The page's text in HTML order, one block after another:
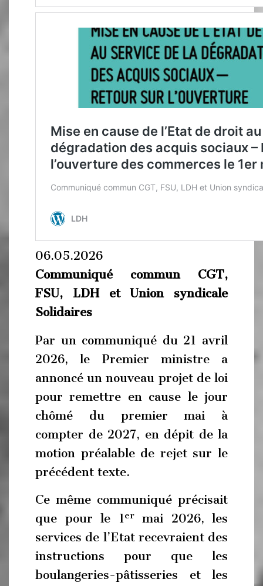
06.05.2026
Communiqué commun CGT,
FSU, LDH et Union syndicale
Solidaires
Par un communiqué du 21 avril
2026, le Premier ministre a
annoncé un nouveau projet de loi
pour remettre en cause le jour
chômé du premier mai à
compter de 2027, en dépit de la
motion préalable de rejet sur le
précédent texte.
Ce même communiqué précisait
que pour le 1ermai 2026, les
services de l’Etat recevraient des
instructions pour que les
boulangeries-pâtisseries et les